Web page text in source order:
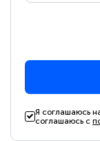
Я соглашаюсь
соглашаюсь с